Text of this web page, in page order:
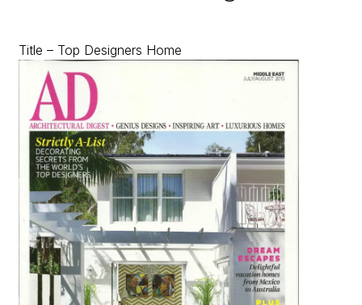
Title – Top Designers Home